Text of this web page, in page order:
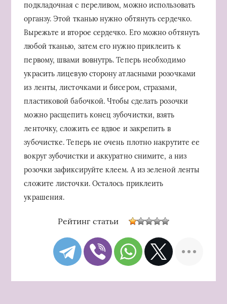
подкладочная с переливом, можно использовать
органзу. Этой тканью нужно обтянуть сердечко.
Вырежьте и второе сердечко. Его можно обтянуть
любой тканью, затем его нужно приклеить к
первому, швами вовнутрь. Теперь необходимо
украсить лицевую сторону атласными розочками
из ленты, листочками и бисером, стразами,
пластиковой бабочкой. Чтобы сделать розочки
можно расщепить конец зубочистки, взять
ленточку, сложить ее вдвое и закрепить в
зубочистке. Теперь не очень плотно накрутите ее
вокруг зубочистки и аккуратно снимите, а низ
розочки зафиксируйте клеем. А из зеленой ленты
сложите листочки. Осталось приклеить
украшения.
Рейтинг статьи